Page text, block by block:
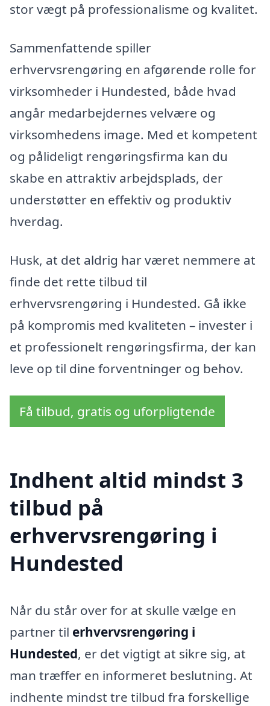
stor vægt på professionalisme og kvalitet.
Sammenfattende spiller
erhvervsrengøring en afgørende rolle for
virksomheder i Hundested, både hvad
angår medarbejdernes velvære og
virksomhedens image. Med et kompetent
og pålideligt rengøringsfirma kan du
skabe en attraktiv arbejdsplads, der
understøtter en effektiv og produktiv
hverdag.
Husk, at det aldrig har været nemmere at
finde det rette tilbud til
erhvervsrengøring i Hundested. Gå ikke
på kompromis med kvaliteten – invester i
et professionelt rengøringsfirma, der kan
leve op til dine forventninger og behov.
Få tilbud, gratis og uforpligtende
Indhent altid mindst 3
tilbud på
erhvervsrengøring i
Hundested
Når du står over for at skulle vælge en
partner til erhvervsrengøring i
Hundested, er det vigtigt at sikre sig, at
man træffer en informeret beslutning. At
indhente mindst tre tilbud fra forskellige